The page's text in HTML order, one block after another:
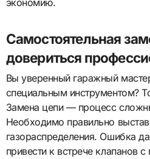
Самостоятельная
довериться
Вы уверенный гаражный
специальным инструментом?
Замена цепи — процесс
Необходимо правильно
газораспределения. Ошибка
привести к встрече клапанов